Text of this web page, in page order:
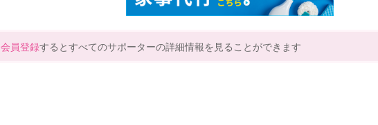
会員登録するとすべてのサポーターの詳細情報を見ることができます